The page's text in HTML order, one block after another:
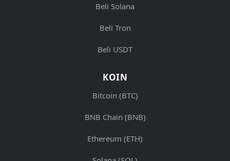
Beli Solana
Beli Tron
Beli USDT
KOIN
Bitcoin (BTC)
BNB Chain (BNB)
Ethereum (ETH)